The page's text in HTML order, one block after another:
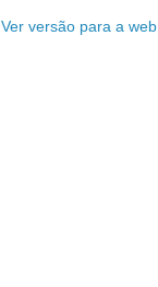
Ver versão para a web